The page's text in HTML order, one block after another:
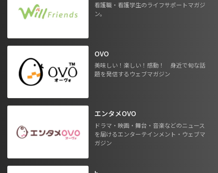
看護職・看護学生のライフサポートマガジ
ン。
OVO
美味しい！楽しい！感動！ 身近で旬な話
題を発信するウェブマガジン
エンタメOVO
ドラマ・映画・舞台・音楽などのニュース
を届けるエンターテインメント・ウェブマ
ガジン